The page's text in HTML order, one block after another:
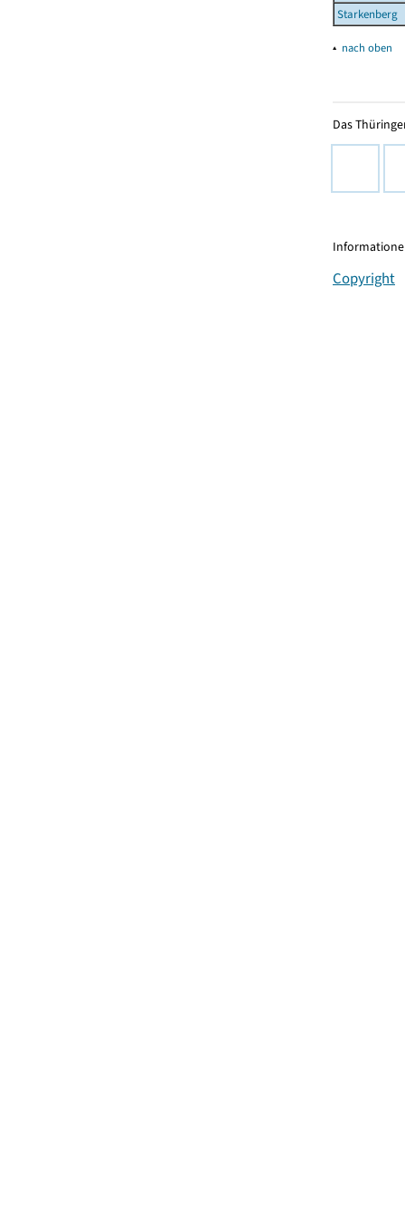
Starkenberg
▴ nach oben
Das
Copyright